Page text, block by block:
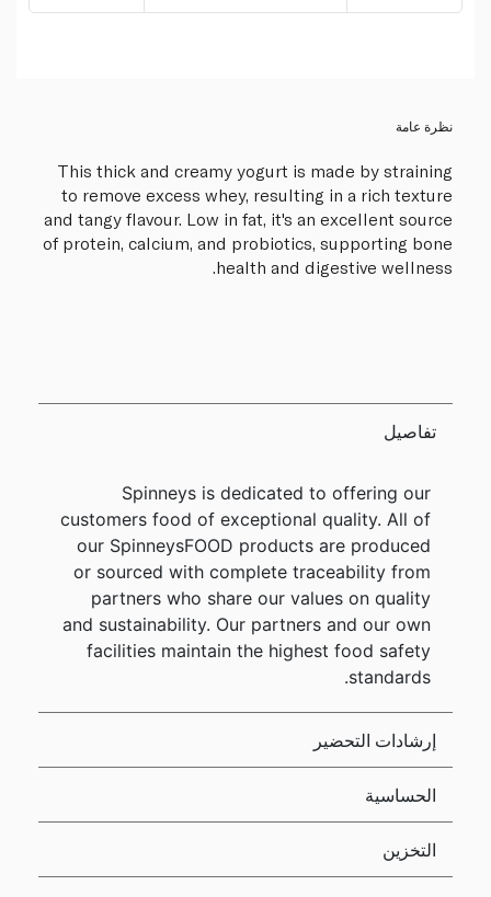
نظرة عامة
This thick and creamy yogurt is made by straining
to remove excess whey, resulting in a rich texture
and tangy flavour. Low in fat, it's an excellent source
of protein, calcium, and probiotics, supporting bone
health and digestive wellness.
تفاصيل
Spinneys is dedicated to offering our
customers food of exceptional quality. All of
our SpinneysFOOD products are produced
or sourced with complete traceability from
partners who share our values on quality
and sustainability. Our partners and our own
facilities maintain the highest food safety
standards.
إرشادات التحضير
الحساسية
التخزين